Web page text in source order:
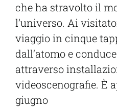
che ha stravolto il
l’universo. Ai
viaggio in cinque
dall’atomo e
attraverso
videoscenografie. È
giugno